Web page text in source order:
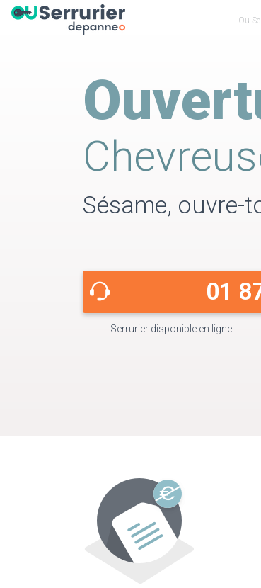
Ou
Sésame, ouvre-
01
Serrurier disponible en ligne